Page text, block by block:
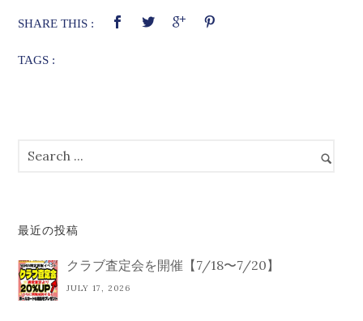
SHARE THIS :
TAGS :
最近の投稿
クラブ査定会を開催【7/18〜7/20】
JULY 17, 2026